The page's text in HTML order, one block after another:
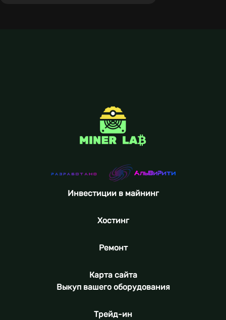
Инвестиции в майнинг
Хостинг
Ремонт
Карта сайта
Выкуп вашего оборудования
Трейд-ин